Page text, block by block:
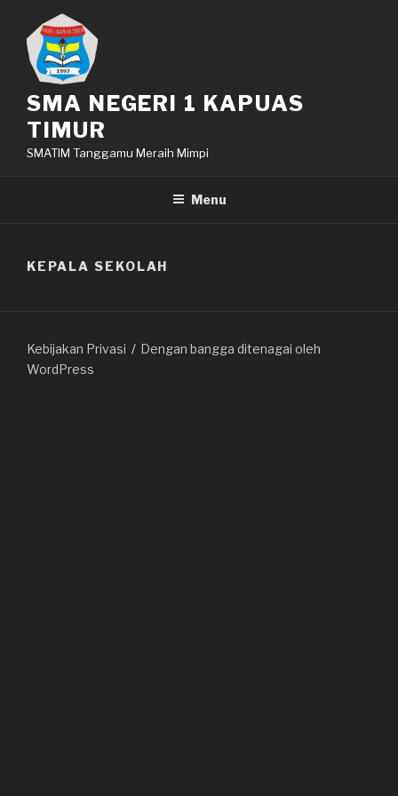
konten
SMA NEGERI 1 KAPUAS
TIMUR
SMATIM Tanggamu Meraih Mimpi
Menu
KEPALA SEKOLAH
Kebijakan Privasi
Dengan bangga ditenagai oleh
WordPress